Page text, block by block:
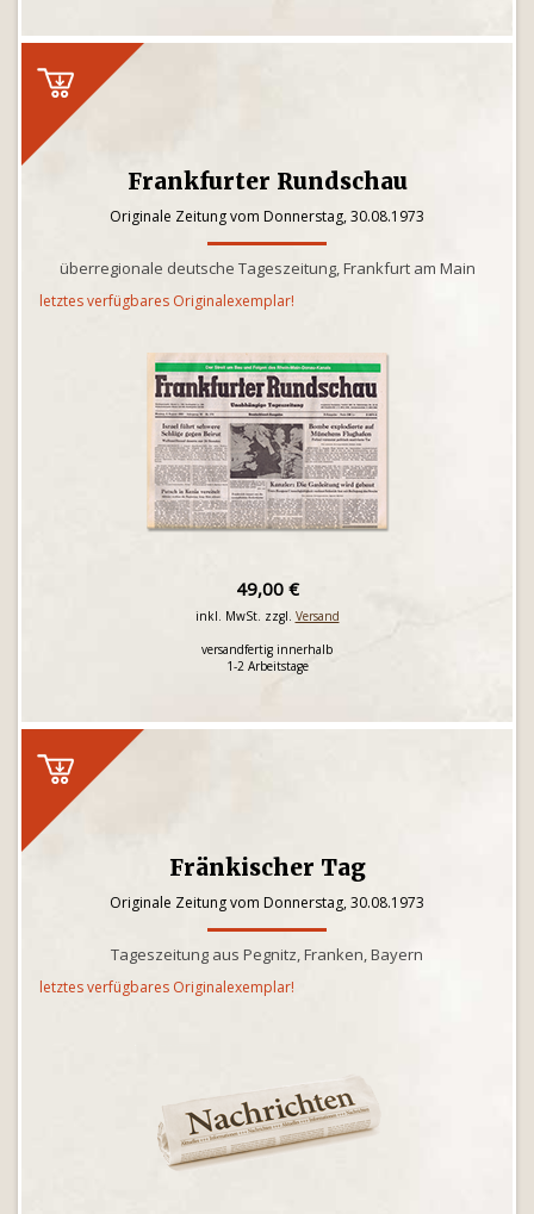
Frankfurter Rundschau
Originale Zeitung vom Donnerstag, 30.08.1973
überregionale deutsche Tageszeitung, Frankfurt am Main
letztes verfügbares Originalexemplar!
49,00 €
inkl. MwSt. zzgl. Versand
versandfertig innerhalb
1-2 Arbeitstage
Fränkischer Tag
Originale Zeitung vom Donnerstag, 30.08.1973
Tageszeitung aus Pegnitz, Franken, Bayern
letztes verfügbares Originalexemplar!